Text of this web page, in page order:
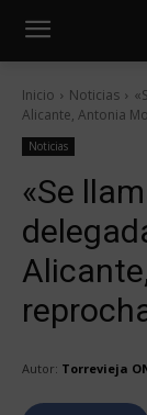
Inicio Noticias
Alicante, Antonia
Noticias
«Se
Autor: Torrevieja